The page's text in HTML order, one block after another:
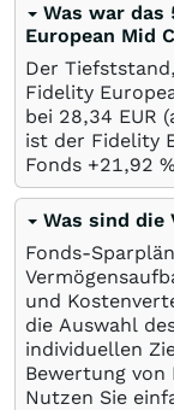
Was war das
European Mid
Der
Fidelity
bei 28,34 EUR
ist der Fidelity
Fonds +21,92 %
Was sind die
Fonds-
und
die Auswahl
individuellen
Bewertung
Nutzen Sie